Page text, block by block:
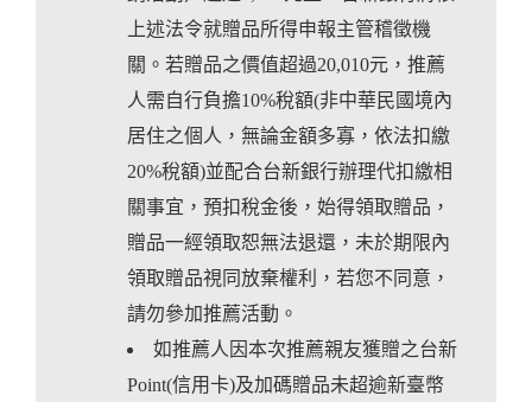
上述法令就贈品所得申報主管稽徵機
關。若贈品之價值超過20,010元，推薦
人需自行負擔10%稅額(非中華民國境內
居住之個人，無論金額多寡，依法扣繳
20%稅額)並配合台新銀行辦理代扣繳相
關事宜，預扣稅金後，始得領取贈品，
贈品一經領取恕無法退還，未於期限內
領取贈品視同放棄權利，若您不同意，
請勿參加推薦活動。
如推薦人因本次推薦親友獲贈之台新
Point(信用卡)及加碼贈品未超逾新臺幣